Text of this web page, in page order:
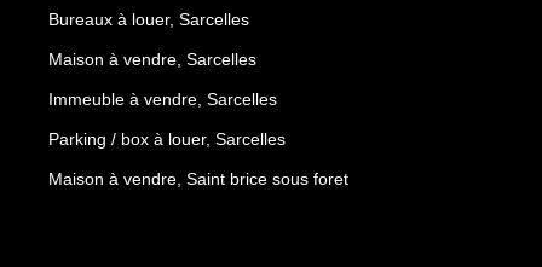
Bureaux à louer, Sarcelles
Maison à vendre, Sarcelles
Immeuble à vendre, Sarcelles
Parking / box à louer, Sarcelles
Maison à vendre, Saint brice sous foret